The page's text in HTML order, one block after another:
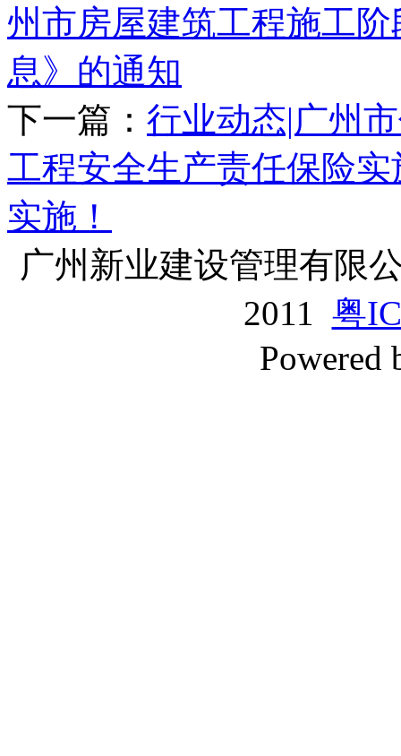
州市房屋建筑工程施工
息》的通知
下一篇： 行业动态|广州
工程安全生产责任保险
实施！
广州新业建设管理有限
2011 粤
Powered